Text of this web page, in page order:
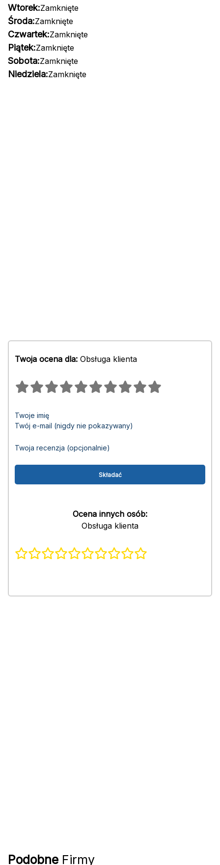
Wtorek:Zamknięte
Środa:Zamknięte
Czwartek:Zamknięte
Piątek:Zamknięte
Sobota:Zamknięte
Niedziela:Zamknięte
Twoja ocena dla: Obsługa klienta
Twoje imię
Twój e-mail (nigdy nie pokazywany)
Twoja recenzja (opcjonalnie)
Ocena innych osób:
Obsługa klienta
Podobne Firmy